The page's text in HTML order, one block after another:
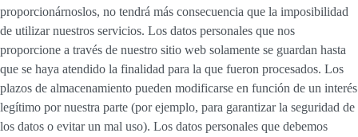
proporcionárnoslos, no tendrá más consecuencia que la imposibilidad
de utilizar nuestros servicios. Los datos personales que nos
proporcione a través de nuestro sitio web solamente se guardan hasta
que se haya atendido la finalidad para la que fueron procesados. Los
plazos de almacenamiento pueden modificarse en función de un interés
legítimo por nuestra parte (por ejemplo, para garantizar la seguridad de
los datos o evitar un mal uso). Los datos personales que debemos